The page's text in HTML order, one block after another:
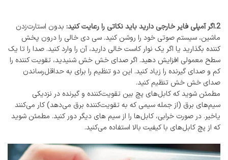
2.اگر آمپلی فایر خارجی دارید باید نکاتی را رعایت کنید:
بدون استارت‌زدن
ماشین، سیستم صوتی خود را روشن کنید. سی دی خالی را درون پخش
کننده بگذارید یا اگر یک نوار کاست خالی دارید، آن را وارد کنید. صدا را تا یک
سطح معمولی افزایش دهید. اگر صدای خش خش شنیدید، تقویت کننده را
کم و صدای گیرنده را زیاد کنید. این دو تنظیم را برای به حداقل‌رساندن
صدای خش خش تنظیم کنید.
مطمئن شوید که کابل‌های پچ بین تقویت‌کننده و گیرنده در نزدیکی
سیم‌های برق (از جمله سیمی که به تقویت‌کننده برق می‌دهد) کار می‌کنند
یاخیر. در صورت خرابی، کابل‌ها را از سیم های دیگر دور کنید. مطمئن شوید
که از پچ کابل‌های با کیفیت بالا استفاده می‌کنید.